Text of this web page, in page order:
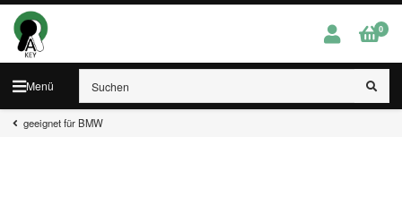
Menü
0
geeignet für BMW